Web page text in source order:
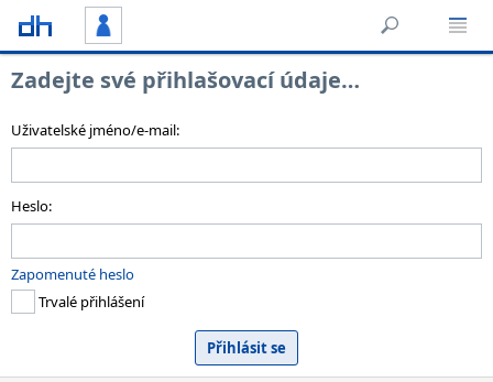
Zadejte své přihlašovací údaje…
Uživatelské jméno/e-mail:
Heslo:
Zapomenuté heslo
Trvalé přihlášení